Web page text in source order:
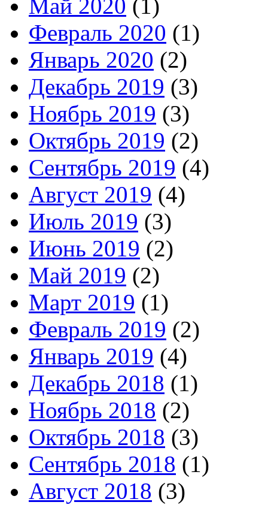
Май 2020 (1)
Февраль 2020 (1)
Январь 2020 (2)
Декабрь 2019 (3)
Ноябрь 2019 (3)
Октябрь 2019 (2)
Сентябрь 2019 (4)
Август 2019 (4)
Июль 2019 (3)
Июнь 2019 (2)
Май 2019 (2)
Март 2019 (1)
Февраль 2019 (2)
Январь 2019 (4)
Декабрь 2018 (1)
Ноябрь 2018 (2)
Октябрь 2018 (3)
Сентябрь 2018 (1)
Август 2018 (3)